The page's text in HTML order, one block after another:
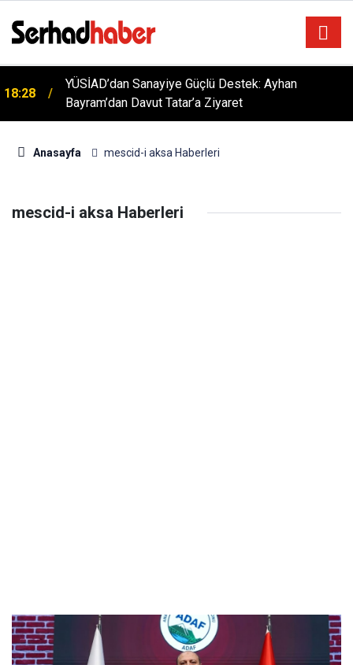
18:28
YÜSİAD’dan Sanayiye Güçlü Destek: Ayhan
Bayram’dan Davut Tatar’a Ziyaret
Anasayfa mescid-i aksa Haberleri
mescid-i aksa Haberleri